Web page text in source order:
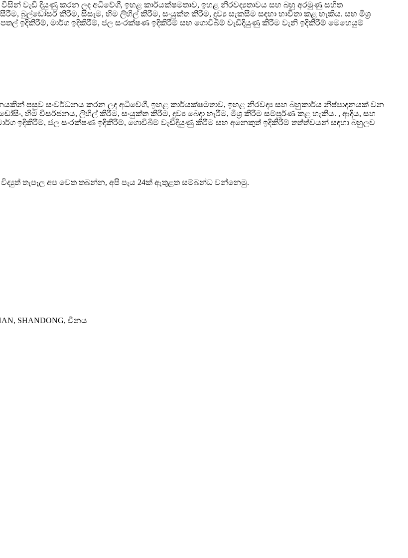
විසින් වැඩි දියුණු කරන ලද අධිවේගී, ඉහළ කාර්යක්ෂමතාව, ඉහළ නිරවද්‍යතාවය සහ බහු අරමුණු සහිත
බුල්ඩෝසර් කිරීම, සීසෑම, හිම ලිහිල් කිරීම, සංයුක්ත කිරීම, ද්‍රව්‍ය සැකසීම සඳහා භාවිතා කළ හැකිය. සහ මිශ්‍ර
ඉදිකිරීම්, මාර්ග ඉදිකිරීම්, ජල සංරක්ෂණ ඉදිකිරීම් සහ ගොවිබිම් වැඩිදියුණු කිරීම වැනි ඉදිකිරීම් මෙහෙයුම්
පසුව සංවර්ධනය කරන ලද අධිවේගී, ඉහළ කාර්යක්ෂමතාව, ඉහළ නිරවද්‍ය සහ බහුකාර්ය නිෂ්පාදනයක් වන
හිම විසර්ජනය, ලිහිල් කිරීම, සංයුක්ත කිරීම, ද්‍රව්‍ය බෙදා හැරීම, මිශ්‍ර කිරීම සම්පූර්ණ කළ හැකිය. , ආදිය, සහ
ඉදිකිරීම්, ජල සංරක්ෂණ ඉදිකිරීම්, ගොවිබිම් වැඩිදියුණු කිරීම සහ අනෙකුත් ඉදිකිරීම් තත්ත්වයන් සඳහා බහුලව
තැපෑල අප වෙත තබන්න, අපි පැය 24ක් ඇතුළත සම්බන්ධ වන්නෙමු.
SHANDONG, චීනය